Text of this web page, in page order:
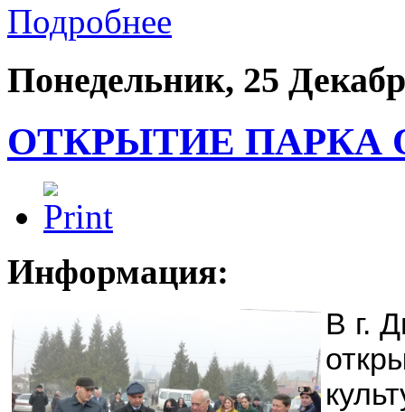
Подробнее
Понедельник, 25
ОТКРЫТИЕ ПАРКА
Информация:
В г.